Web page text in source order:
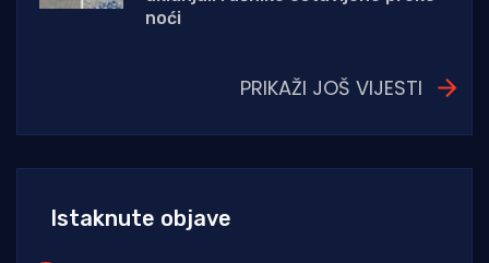
noći
PRIKAŽI JOŠ VIJESTI
Istaknute objave